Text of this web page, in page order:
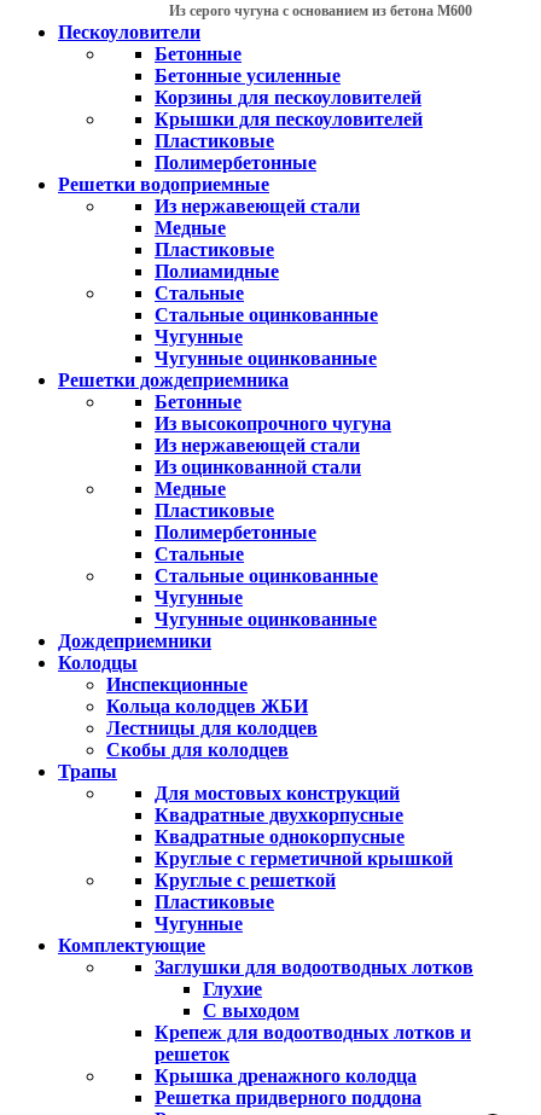
Из серого чугуна с основанием из бетона М600
Пескоуловители
Бетонные
Бетонные усиленные
Корзины для пескоуловителей
Крышки для пескоуловителей
Пластиковые
Полимербетонные
Решетки водоприемные
Из нержавеющей стали
Медные
Пластиковые
Полиамидные
Стальные
Стальные оцинкованные
Чугунные
Чугунные оцинкованные
Решетки дождеприемника
Бетонные
Из высокопрочного чугуна
Из нержавеющей стали
Из оцинкованной стали
Медные
Пластиковые
Полимербетонные
Стальные
Стальные оцинкованные
Чугунные
Чугунные оцинкованные
Дождеприемники
Колодцы
Инспекционные
Кольца колодцев ЖБИ
Лестницы для колодцев
Скобы для колодцев
Трапы
Для мостовых конструкций
Квадратные двухкорпусные
Квадратные однокорпусные
Круглые с герметичной крышкой
Круглые с решеткой
Пластиковые
Чугунные
Комплектующие
Заглушки для водоотводных лотков
Глухие
С выходом
Крепеж для водоотводных лотков и
решеток
Крышка дренажного колодца
Решетка придверного поддона